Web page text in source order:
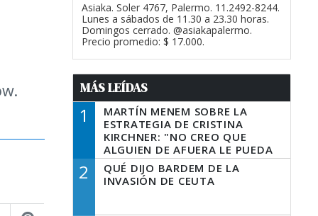
Asiaka. Soler 4767, Palermo. 11.2492-8244.
Lunes a sábados de 11.30 a 23.30 horas.
Domingos cerrado. @asiakapalermo.
Precio promedio: $ 17.000.
MÁS LEÍDAS
1
MARTÍN MENEM SOBRE LA
ESTRATEGIA DE CRISTINA
KIRCHNER: "NO CREO QUE
ALGUIEN DE AFUERA LE PUEDA
DECIR A LA JUSTICIA LO QUE
TIENE QUE HACER"
2
QUÉ DIJO BARDEM DE LA
INVASIÓN DE CEUTA